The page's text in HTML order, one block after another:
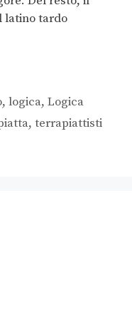
latino tardo
,logica,Logica
, terrapiattisti